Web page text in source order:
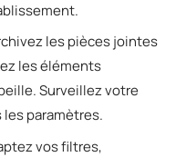
les pièces jointes
les éléments
Surveillez votre
les paramètres.
vos filtres,